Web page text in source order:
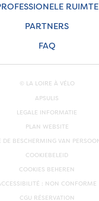
RUIMTE
PARTNERS
FAQ
© LA LOIRE À VÉLO
APSULIS
LEGALE INFORMATIE
PLAN WEBSITE
DE BESCHERMING VAN
COOKIEBELEID
COOKIES BEHEREN
: NON CONFORME
CGU RÉSERVATION